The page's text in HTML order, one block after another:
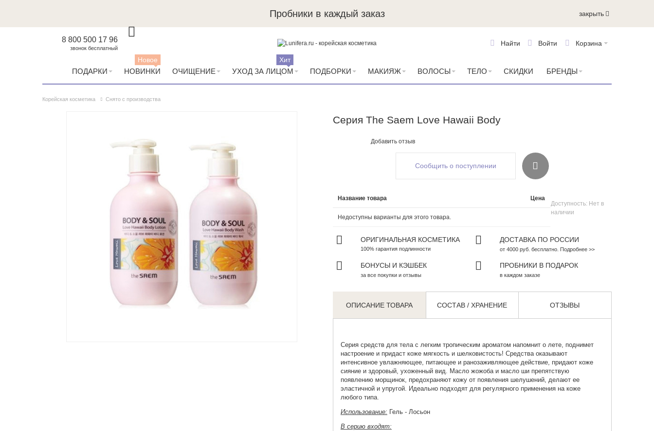
Пробники в каждый заказ закрыть
8 800 500 17 96
звонок бесплатный
Корзина
Войти
Найти
ПОДАРКИ НОВИНКИ
Новое
ОЧИЩЕНИЕ УХОД ЗА ЛИЦОМ
Хит
ПОДБОРКИ МАКИЯЖ ВОЛОСЫ ТЕЛО СКИДКИ БРЕНДЫ
Корейская косметика Снято с производства
Серия The Saem Love Hawaii Body
Добавить отзыв
Сообщить о поступлении
Доступность: Нет в
наличии
Название товара Цена
Недоступны варианты для этого товара.
ОРИГИНАЛЬНАЯ КОСМЕТИКА
100% гарантия подлинности
ДОСТАВКА ПО РОССИИ
от 4000 руб. бесплатно. Подробнее >>
БОНУСЫ И КЭШБЕК
за все покупки и отзывы
ПРОБНИКИ В ПОДАРОК
в каждом заказе
ОПИСАНИЕ ТОВАРА СОСТАВ / ХРАНЕНИЕ ОТЗЫВЫ
Серия средств для тела с легким тропическим ароматом напомнит о лете, поднимет
настроение и придаст коже мягкость и шелковистость! Средства оказывают
интенсивное увлажняющее, питающее и ранозаживляющее действие, придают коже
сияние и здоровый, ухоженный вид. Масло жожоба и масло ши препятствую
появлению морщинок, предохраняют кожу от появления шелушений, делают ее
эластичной и упругой. Идеально подходят для регулярного применения на коже
любого типа.
Использование: Гель - Лосьон
В серию входят: